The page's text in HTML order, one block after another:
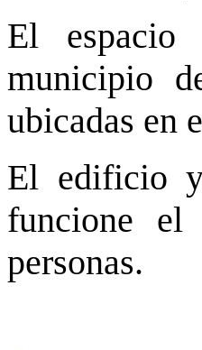
El espacio
municipio
ubicadas en
El edificio
funcione el
personas.